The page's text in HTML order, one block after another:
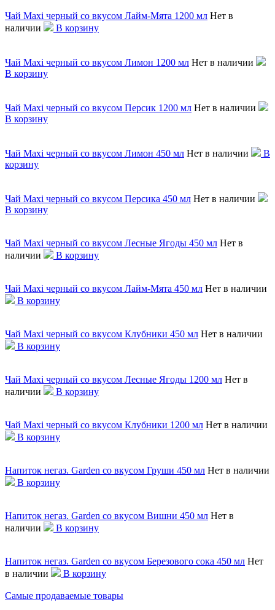
Чай Maxi черный со вкусом Лайм-Мята 1200 мл Нет в
наличии
В корзину
Чай Maxi черный со вкусом Лимон 1200 мл Нет в наличии
В корзину
Чай Maxi черный со вкусом Персик 1200 мл Нет в наличии
В корзину
Чай Maxi черный со вкусом Лимон 450 мл Нет в наличии
В
корзину
Чай Maxi черный со вкусом Персика 450 мл Нет в наличии
В корзину
Чай Maxi черный со вкусом Лесные Ягоды 450 мл Нет в
наличии
В корзину
Чай Maxi черный со вкусом Лайм-Мята 450 мл Нет в наличии
В корзину
Чай Maxi черный со вкусом Клубники 450 мл Нет в наличии
В корзину
Чай Maxi черный со вкусом Лесные Ягоды 1200 мл Нет в
наличии
В корзину
Чай Maxi черный со вкусом Клубники 1200 мл Нет в наличии
В корзину
Напиток негаз. Garden со вкусом Груши 450 мл Нет в наличии
В корзину
Напиток негаз. Garden со вкусом Вишни 450 мл Нет в
наличии
В корзину
Напиток негаз. Garden со вкусом Березового сока 450 мл Нет
в наличии
В корзину
Самые продаваемые товары